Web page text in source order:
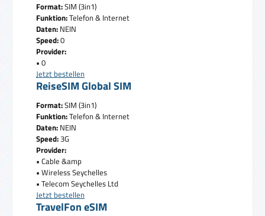
Format:SIM (3in1)
Funktion:Telefon & Internet
Daten: NEIN
Speed:0
Provider:
• 0
Jetzt bestellen
ReiseSIM Global SIM
Format:SIM (3in1)
Funktion:Telefon & Internet
Daten: NEIN
Speed:3G
Provider:
• Cable &amp
• Wireless Seychelles
• Telecom Seychelles Ltd
Jetzt bestellen
TravelFon eSIM